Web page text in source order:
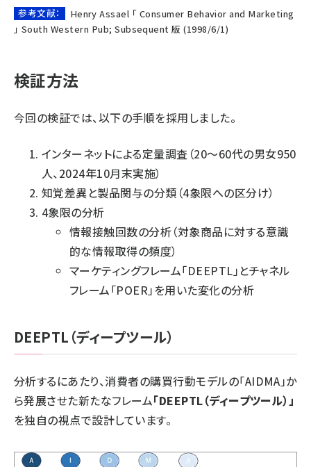
参考文献：
Henry Assael 「 Consumer Behavior and Marketing
」 South Western Pub; Subsequent 版 (1998/6/1)
検証方法
今回の検証では、以下の手順を採用しました。
インターネットによる定量調査（20～60代の男女950
人、2024年10月末実施）
知覚差異と製品関与の分類（4象限への区分け）
4象限の分析
情報接触回数の分析（対象商品に対する意識
的な情報取得の頻度）
マーケティングフレーム「DEEPTL」とチャネル
フレーム「POER」を用いた変化の分析
DEEPTL（ディープツール）
分析するにあたり、消費者の購買行動モデルの「AIDMA」か
ら発展させた新たなフレーム「DEEPTL（ディープツール）」
を独自の視点で設計しています。